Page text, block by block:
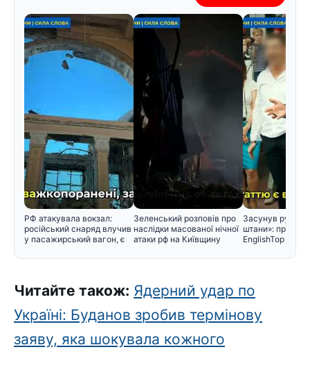
РФ атакувала вокзал:
російський снаряд влучив
у пасажирський вагон, є
Зеленський розповів про
наслідки масованої нічної
атаки рф на Київщину
Засунув руку
штани»: проти
EnglishTop
Читайте також: Ядерний удар по
Україні: Буданов зробив термінову
заяву, яка шокувала кожного